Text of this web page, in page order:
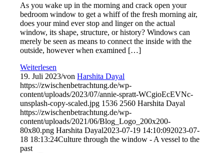
As you wake up in the morning and crack open your
bedroom window to get a whiff of the fresh morning air,
does your mind ever stop and linger on the actual
window, its shape, structure, or history? Windows can
merely be seen as means to connect the inside with the
outside, however when examined […]
Weiterlesen
19. Juli 2023/vonHarshita Dayal
https://zwischenbetrachtung.de/wp-
content/uploads/2023/07/annie-spratt-WCgioEcEVNc-
unsplash-copy-scaled.jpg 1536 2560 Harshita Dayal
https://zwischenbetrachtung.de/wp-
content/uploads/2021/06/Blog_Logo_200x200-
80x80.png Harshita Dayal2023-07-19 14:10:092023-07-
18 18:13:24Culture through the window - A vessel to the
past